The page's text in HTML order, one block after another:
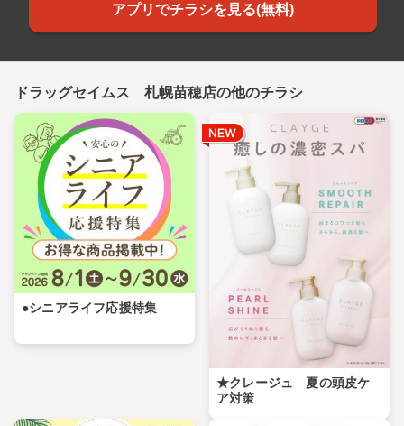
アプリでチラシを見る(無料)
ドラッグセイムス 札幌苗穂店の他のチラシ
●シニアライフ応援特集
★クレージュ 夏の頭皮ケ
ア対策